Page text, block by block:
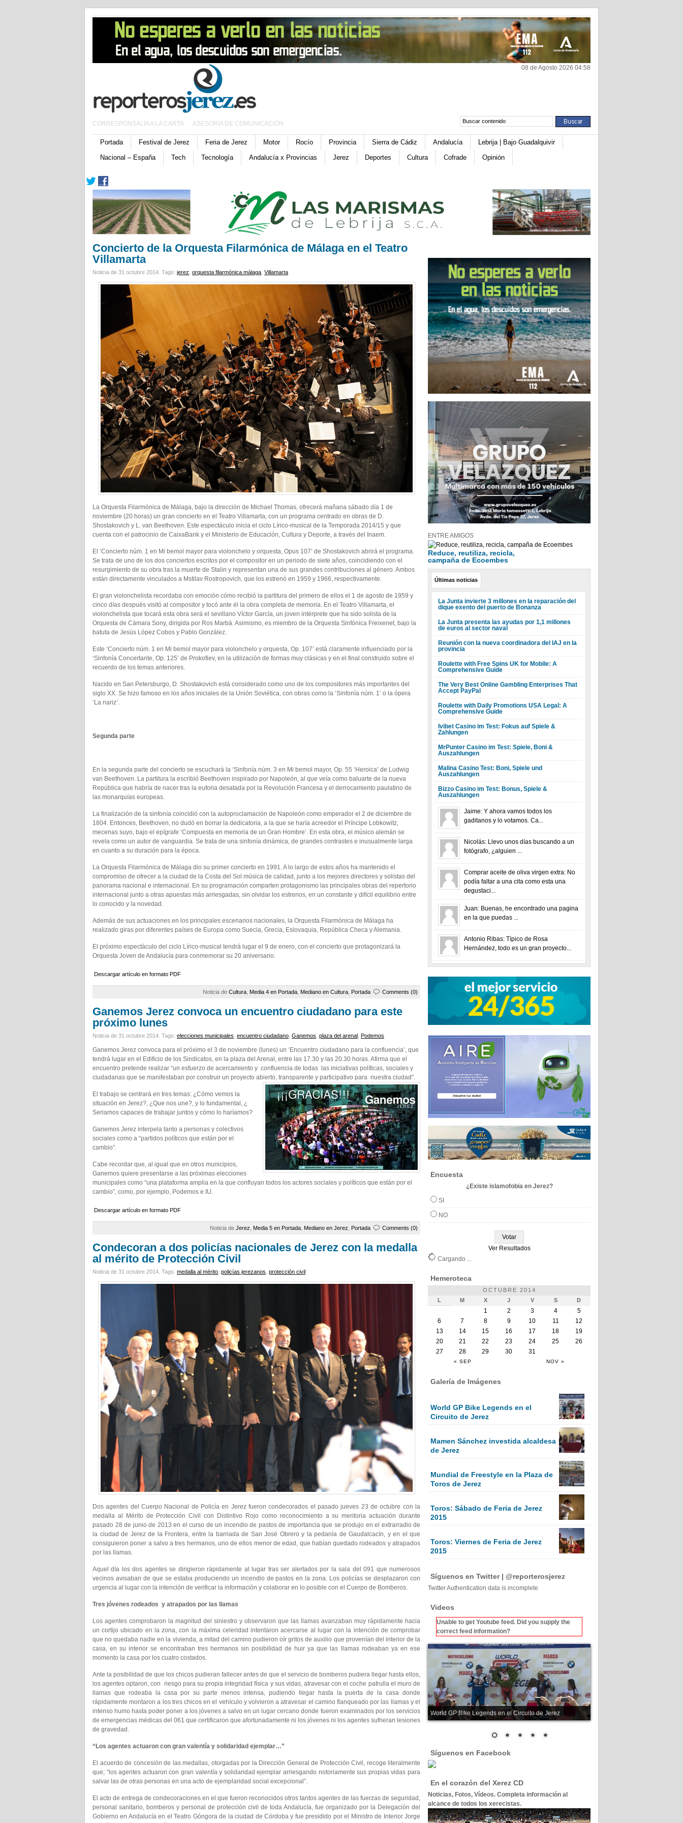
08 de Agosto 2026 04:58
CORRESPONSALÍA A LA CARTA ASESORÍA DE COMUNICACIÓN
Portada Festival de Jerez Feria de Jerez Motor Rocío Provincia Sierra de Cádiz Andalucía
Lebrija | Bajo Guadalquivir
Nacional – España
Tech Tecnología Andalucía x Provincias Jerez Deportes Cultura Cofrade Opinión
Concierto de la Orquesta Filarmónica de Málaga en el Teatro
Villamarta
Noticia de 31 octubre 2014. Tags: jerez orquesta filarmónica málaga Villamarta
La Orquesta Filarmónica de Málaga, bajo la dirección de Michael Thomas, ofrecerá mañana sábado día 1 de
noviembre (20 horas) un gran concierto en el Teatro Villamarta, con un programa centrado en obras de D.
Shostakovich y L. van Beethoven. Este espectáculo inicia el ciclo Lírico-musical de la Temporada 2014/15 y que
cuenta con el patrocinio de CaixaBank y el Ministerio de Educación, Cultura y Deporte, a través del Inaem.
El ‘Concierto núm. 1 en Mi bemol mayor para violonchelo y orquesta, Opus 107’ de Shostakovich abrirá el programa.
Se trata de uno de los dos conciertos escritos por el compositor en un periodo de siete años, coincidiendo con el
resurgimiento de su obra tras la muerte de Stalin y representan una de sus grandes contribuciones al género. Ambos
están directamente vinculados a Mstilav Rostropovich, que los estrenó en 1959 y 1966, respectivamente.
El gran violonchelista recordaba con emoción cómo recibió la partitura del primero de ellos el 1 de agosto de 1959 y
cinco días después visitó al compositor y tocó ante él la obra completa de memoria. En el Teatro Villamarta, el
violonchelista que tocará esta obra será el sevillano Víctor García, un joven intérprete que ha sido solista de la
Orquesta de Cámara Sony, dirigida por Ros Marbà. Asimismo, es miembro de la Orquesta Sinfónica Freixenet, bajo la
batuta de Jesús López Cobos y Pablo González.
Este ‘Concierto núm. 1 en Mi bemol mayor para violonchelo y orquesta, Op. 107’ está claramente influenciado por la
‘Sinfonía Concertante, Op. 125’ de Prokofiev, en la utilización de formas muy clásicas y en el final construido sobre el
recuerdo de los temas anteriores.
Nacido en San Petersburgo, D. Shostakovich está considerado como uno de los compositores más importantes del
siglo XX. Se hizo famoso en los años iniciales de la Unión Soviética, con obras como la ‘Sinfonía núm. 1’ o la ópera
‘La nariz’.
Segunda parte
En la segunda parte del concierto se escuchará la ‘Sinfonía núm. 3 en Mi bemol mayor, Op. 55 ‘Heroica’ de Ludwig
van Beethoven. La partitura la escribió Beethoven inspirado por Napoleón, al que veía como baluarte de la nueva
República que habría de nacer tras la euforia desatada por la Revolución Francesa y el derrocamiento paulatino de
las monarquías europeas.
La finalización de la sinfonía coincidió con la autoproclamación de Napoleón como emperador el 2 de diciembre de
1804. Entonces, Beethoven, no dudó en borrar la dedicatoria, a la que se haría acreedor el Príncipe Lobkowitz,
mecenas suyo, bajo el epígrafe ‘Compuesta en memoria de un Gran Hombre’. En esta obra, el músico alemán se
revela como un autor de vanguardia. Se trata de una sinfonía dinámica, de grandes contrastes e inusualmente larga
en cuanto a su duración para la época.
La Orquesta Filarmónica de Málaga dio su primer concierto en 1991. A lo largo de estos años ha mantenido el
compromiso de ofrecer a la ciudad de la Costa del Sol música de calidad, junto a los mejores directores y solistas del
panorama nacional e internacional. En su programación comparten protagonismo las principales obras del repertorio
internacional junto a otras apuestas más arriesgadas, sin olvidar los estrenos, en un constante y difícil equilibrio entre
lo conocido y la novedad.
Además de sus actuaciones en los principales escenarios nacionales, la Orquesta Filarmónica de Málaga ha
realizado giras por diferentes países de Europa como Suecia, Grecia, Eslovaquia, República Checa y Alemania.
El próximo espectáculo del ciclo Lírico-musical tendrá lugar el 9 de enero, con el concierto que protagonizará la
Orquesta Joven de Andalucía para conmemorar su 20 aniversario.
Descargar artículo en formato PDF
Noticia de Cultura Media 4 en Portada Mediano en Cultura Portada Comments (0)
Ganemos Jerez convoca un encuentro ciudadano para este
próximo lunes
Noticia de 31 octubre 2014. Tags: elecciones municipales encuentro ciudadano Ganemos plaza del arenal Podemos
Ganemos Jerez convoca para el próximo el 3 de noviembre (lunes) un ‘Encuentro ciudadano para la confluencia’, que
tendrá lugar en el Edificio de los Sindicatos, en la plaza del Arenal, entre las 17.30 y las 20.30 horas. Afirma que el
encuentro pretende realizar “un esfuerzo de acercamiento y confluencia de todas las iniciativas políticas, sociales y
ciudadanas que se manifestaban por construir un proyecto abierto, transparente y participativo para nuestra ciudad”.
El trabajo se centrará en tres temas: ¿Cómo vemos la
situación en Jerez?, ¿Que nos une?, y lo fundamental, ¿
Seriamos capaces de trabajar juntos y cómo lo haríamos?
Ganemos Jerez interpela tanto a personas y colectivos
sociales como a “partidos políticos que están por el
cambio”.
Cabe recordar que, al igual que en otros municipios,
Ganemos quiere presentarse a las próximas elecciones
municipales como “una plataforma amplia en la que confluyan todos los actores sociales y políticos que están por el
cambio”, como, por ejemplo, Podemos e IU.
Descargar artículo en formato PDF
Noticia de Jerez Media 5 en Portada Mediano en Jerez Portada Comments (0)
Condecoran a dos policías nacionales de Jerez con la medalla
al mérito de Protección Civil
Noticia de 31 octubre 2014. Tags: medalla al mérito policías jerezanos protección civil
Dos agentes del Cuerpo Nacional de Policía en Jerez fueron condecorados el pasado jueves 23 de octubre con la
medalla al Mérito de Protección Civil con Distintivo Rojo como reconocimiento a su meritoria actuación durante
pasado 28 de junio de 2013 en el curso de un incendio de pastos de importancia que se produjo en el extrarradio de
la ciudad de Jerez de la Frontera, entre la barriada de San José Obrero y la pedanía de Gaudalcacín, y en el que
consiguieron poner a salvo a tres hermanos, uno de ellos menor de edad, que habían quedado rodeados y atrapados
por las llamas.
Aquel día los dos agentes se dirigieron rápidamente al lugar tras ser alertados por la sala del 091 que numerosos
vecinos avisaban de que se estaba produciendo un incendio de pastos en la zona. Los policías se desplazaron con
urgencia al lugar con la intención de verificar la información y colaborar en lo posible con el Cuerpo de Bomberos.
Tres jóvenes rodeados y atrapados por las llamas
Los agentes comprobaron la magnitud del siniestro y observaron que las llamas avanzaban muy rápidamente hacia
un cortijo ubicado en la zona, con la máxima celeridad intentaron acercarse al lugar con la intención de comprobar
que no quedaba nadie en la vivienda, a mitad del camino pudieron oír gritos de auxilio que provenían del interior de la
casa, en su interior se encontraban tres hermanos sin posibilidad de huir ya que las llamas rodeaban ya en ese
momento la casa por los cuatro costados.
Ante la posibilidad de que los chicos pudieran fallecer antes de que el servicio de bomberos pudiera llegar hasta ellos,
los agentes optaron, con riesgo para su propia integridad física y sus vidas, atravesar con el coche patrulla el muro de
llamas que rodeaba la casa por su parte menos intensa, pudiendo llegar hasta la puerta de la casa donde
rápidamente montaron a los tres chicos en el vehículo y volvieron a atravesar el camino flanqueado por las llamas y el
intenso humo hasta poder poner a los jóvenes a salvo en un lugar cercano donde fueron examinados por los servicios
de emergencias médicas del 061 que certificaron que afortunadamente ni los jóvenes ni los agentes sufrieran lesiones
de gravedad.
“Los agentes actuaron con gran valentía y solidaridad ejemplar…”
El acuerdo de concesión de las medallas, otorgadas por la Dirección General de Protección Civil, recoge literalmente
que; “los agentes actuaron con gran valentía y solidaridad ejemplar arriesgando notoriamente sus propias vidas para
salvar las de otras personas en una acto de ejemplaridad social excepcional”.
El acto de entrega de condecoraciones en el que fueron reconocidos otros tantos agentes de las fuerzas de seguridad,
personal sanitario, bomberos y personal de protección civil de toda Andalucía, fue organizado por la Delegación del
Gobierno en Andalucía en el Teatro Góngora de la ciudad de Córdoba y fue presidido por el Ministro de Interior Jorge
ENTRE AMIGOS
Reduce, reutiliza, recicla,
campaña de Ecoembes
Últimas noticias
La Junta invierte 3 millones en la reparación del
dique exento del puerto de Bonanza
La Junta presenta las ayudas por 1,1 millones
de euros al sector naval
Reunión con la nueva coordinadora del IAJ en la
provincia
Roulette with Free Spins UK for Mobile: A
Comprehensive Guide
The Very Best Online Gambling Enterprises That
Accept PayPal
Roulette with Daily Promotions USA Legal: A
Comprehensive Guide
Ivibet Casino im Test: Fokus auf Spiele &
Zahlungen
MrPunter Casino im Test: Spiele, Boni &
Auszahlungen
Malina Casino Test: Boni, Spiele und
Auszahlungen
Bizzo Casino im Test: Bonus, Spiele &
Auszahlungen
Jaime: Y ahora vamos todos los
gaditanos y lo votamos. Ca...
Nicolás: Llevo unos días buscando a un
fotógrafo, ¿alguien ...
Comprar aceite de oliva virgen extra: No
podía faltar a una cita como esta una
degustaci...
Juan: Buenas, he encontrado una pagina
en la que puedas ...
Antonio Ribas: Típico de Rosa
Hernández, todo es un gran proyecto...
Encuesta
¿Existe islamofobia en Jerez?
SI
NO
Ver Resultados
Cargando ...
Hemeroteca
OCTUBRE 2014
L
M X J V S D
« SEP NOV »
1 2 3 4
5
6
7 8 9 10 11
12
13
14 15 16 17 18
19
20
21 22 23 24 25
26
27
28 29 30 31
Galería de Imágenes
World GP Bike Legends en el
Circuito de Jerez
Mamen Sánchez investida alcaldesa
de Jerez
Mundial de Freestyle en la Plaza de
Toros de Jerez
Toros: Sábado de Feria de Jerez
2015
Toros: Viernes de Feria de Jerez
2015
Síguenos en Twitter | @reporterosjerez
Twitter Authentication data is incomplete
Videos
Unable to get Youtube feed. Did you supply the
correct feed information?
World GP Bike Legends en el Circuito de Jerez
Síguenos en Facebook
En el corazón del Xerez CD
Noticias, Fotos, Vídeos. Completa información al
alcance de todos los xerecistas.